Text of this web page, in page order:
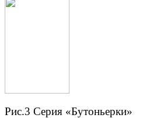
Рис.3 Серия «Бутоньерки»